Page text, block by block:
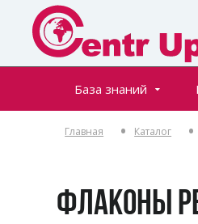
База знаний
Крышки
Главная Каталог
ФЛАКОНЫ